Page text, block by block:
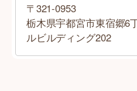
〒321-0953
栃木県宇都宮市東宿郷6
ルビルディング202